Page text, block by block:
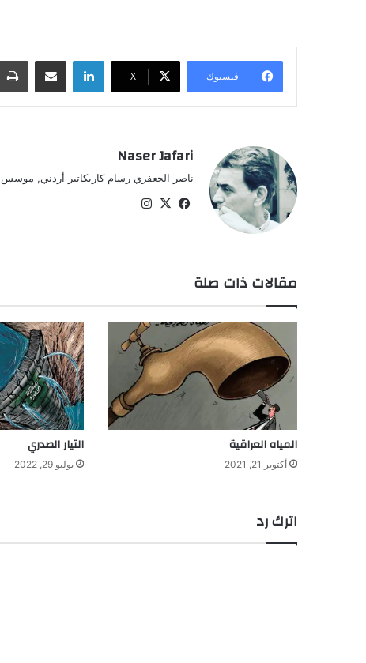
فيسبوك ‫X
لينكدإن مشاركة عبر البريد
Naser Jafari
ناصر الجعفري رسام كاريكاتير أردني, موسس
فيسبوك
‫X
مقالات ذات صلة
المياه العراقية
أكتوبر 21, 2021
التيار الصدري
يوليو 29, 2022
اترك رد